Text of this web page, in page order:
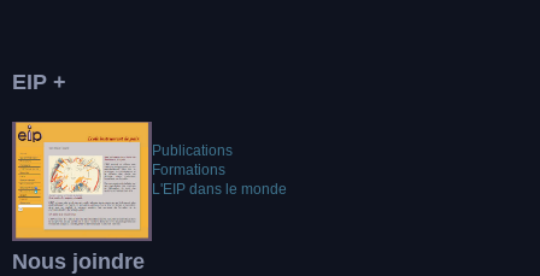
EIP +
Publications
Formations
L'EIP dans le monde
Nous joindre